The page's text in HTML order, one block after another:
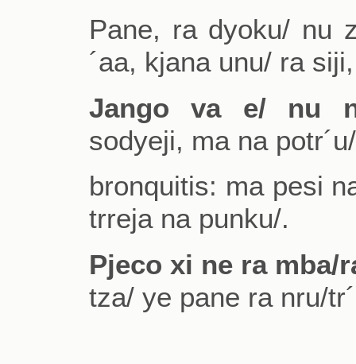
Pane, ra dyoku/ nu
´aa, kjana unu/ ra
Jango va e/ nu
sodyeji, ma na
bronquitis: ma pesi
trreja na punku/.
Pjeco xi ne ra mba/
tza/ ye pane ra nru/